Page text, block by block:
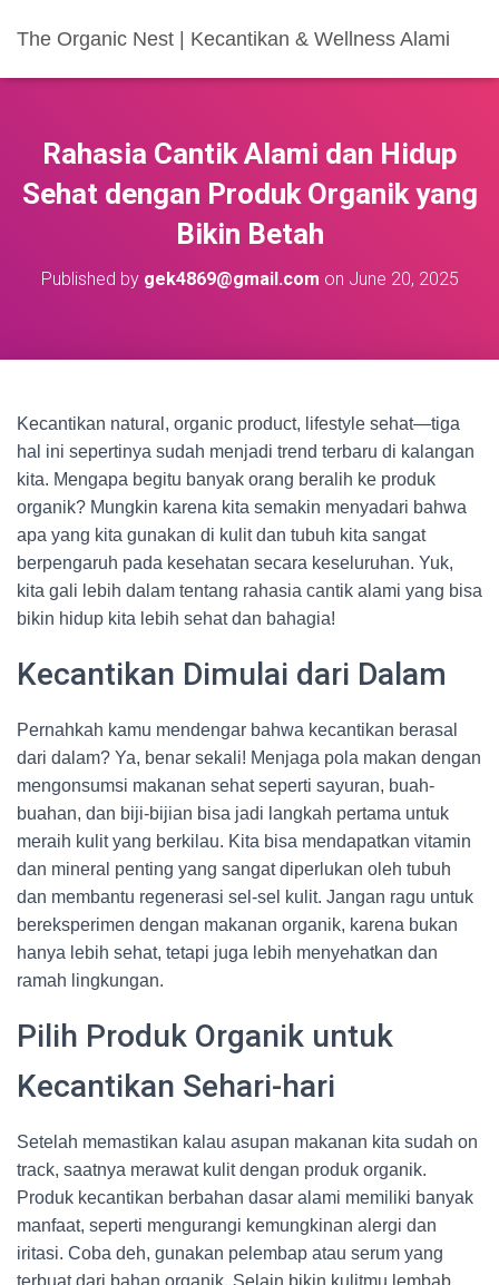
The Organic Nest | Kecantikan & Wellness Alami
Rahasia Cantik Alami dan Hidup
Sehat dengan Produk Organik yang
Bikin Betah
Published by gek4869@gmail.com on June 20, 2025
Kecantikan natural, organic product, lifestyle sehat—tiga
hal ini sepertinya sudah menjadi trend terbaru di kalangan
kita. Mengapa begitu banyak orang beralih ke produk
organik? Mungkin karena kita semakin menyadari bahwa
apa yang kita gunakan di kulit dan tubuh kita sangat
berpengaruh pada kesehatan secara keseluruhan. Yuk,
kita gali lebih dalam tentang rahasia cantik alami yang bisa
bikin hidup kita lebih sehat dan bahagia!
Kecantikan Dimulai dari Dalam
Pernahkah kamu mendengar bahwa kecantikan berasal
dari dalam? Ya, benar sekali! Menjaga pola makan dengan
mengonsumsi makanan sehat seperti sayuran, buah-
buahan, dan biji-bijian bisa jadi langkah pertama untuk
meraih kulit yang berkilau. Kita bisa mendapatkan vitamin
dan mineral penting yang sangat diperlukan oleh tubuh
dan membantu regenerasi sel-sel kulit. Jangan ragu untuk
bereksperimen dengan makanan organik, karena bukan
hanya lebih sehat, tetapi juga lebih menyehatkan dan
ramah lingkungan.
Pilih Produk Organik untuk
Kecantikan Sehari-hari
Setelah memastikan kalau asupan makanan kita sudah on
track, saatnya merawat kulit dengan produk organik.
Produk kecantikan berbahan dasar alami memiliki banyak
manfaat, seperti mengurangi kemungkinan alergi dan
iritasi. Coba deh, gunakan pelembap atau serum yang
terbuat dari bahan organik. Selain bikin kulitmu lembab,